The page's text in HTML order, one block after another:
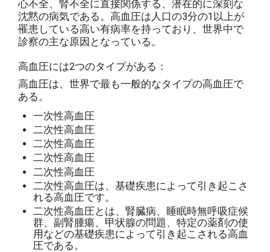
心不全、腎不全に直接関係する、潜在的に深刻な
沈黙の病気である。高血圧は人口の3分の1以上が
罹患している高い有病率を持っており、世界中で
診察の主な原因となっている。
高血圧には2つのタイプがある：
高血圧は、世界で最も一般的なタイプの高血圧で
ある。
一次性高血圧
二次性高血圧
二次性高血圧
二次性高血圧
二次性高血圧
二次性高血圧は、基礎疾患によって引き起こさ
れる高血圧です。
二次性高血圧とは、腎臓病、睡眠時無呼吸症候
群、副腎腫瘍、甲状腺の問題、特定の薬剤の使
用などの基礎疾患によって引き起こされる高血
圧である。